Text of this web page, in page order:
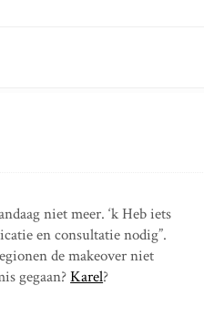
niet meer. ‘k Heb iets
en consultatie nodig”.
de makeover niet
gegaan?Karel?